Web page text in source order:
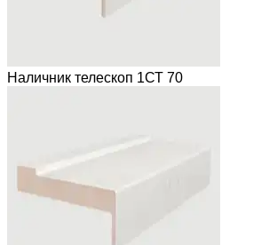
Наличник телескоп 1СТ 70